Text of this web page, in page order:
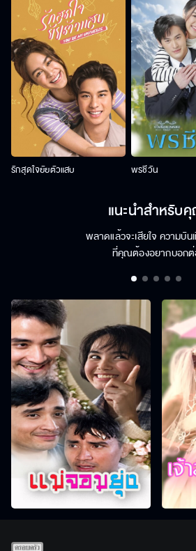
รักสุดใจยัยตัวแสบ พรชีวัน
แนะนำสำหรับ
พลาดแล้วจะเสียใจ ความบัน
ที่คุณต้องอยากบอก